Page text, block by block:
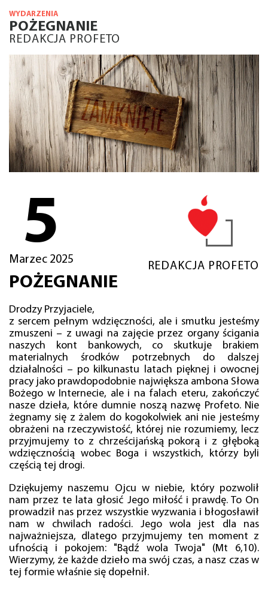
WYDARZENIA
POŻEGNANIE
REDAKCJA PROFETO
5
Marzec 2025
REDAKCJA PROFETO
POŻEGNANIE
Drodzy Przyjaciele,
z sercem pełnym wdzięczności, ale i smutku jesteśmy
zmuszeni – z uwagi na zajęcie przez organy ścigania
naszych kont bankowych, co skutkuje brakiem
materialnych środków potrzebnych do dalszej
działalności – po kilkunastu latach pięknej i owocnej
pracy jako prawdopodobnie największa ambona Słowa
Bożego w Internecie, ale i na falach eteru, zakończyć
nasze dzieła, które dumnie noszą nazwę Profeto. Nie
żegnamy się z żalem do kogokolwiek ani nie jesteśmy
obrażeni na rzeczywistość, której nie rozumiemy, lecz
przyjmujemy to z chrześcijańską pokorą i z głęboką
wdzięcznością wobec Boga i wszystkich, którzy byli
częścią tej drogi.
Dziękujemy naszemu Ojcu w niebie, który pozwolił
nam przez te lata głosić Jego miłość i prawdę. To On
prowadził nas przez wszystkie wyzwania i błogosławił
nam w chwilach radości. Jego wola jest dla nas
najważniejsza, dlatego przyjmujemy ten moment z
ufnością i pokojem: "Bądź wola Twoja" (Mt 6,10).
Wierzymy, że każde dzieło ma swój czas, a nasz czas w
tej formie właśnie się dopełnił.